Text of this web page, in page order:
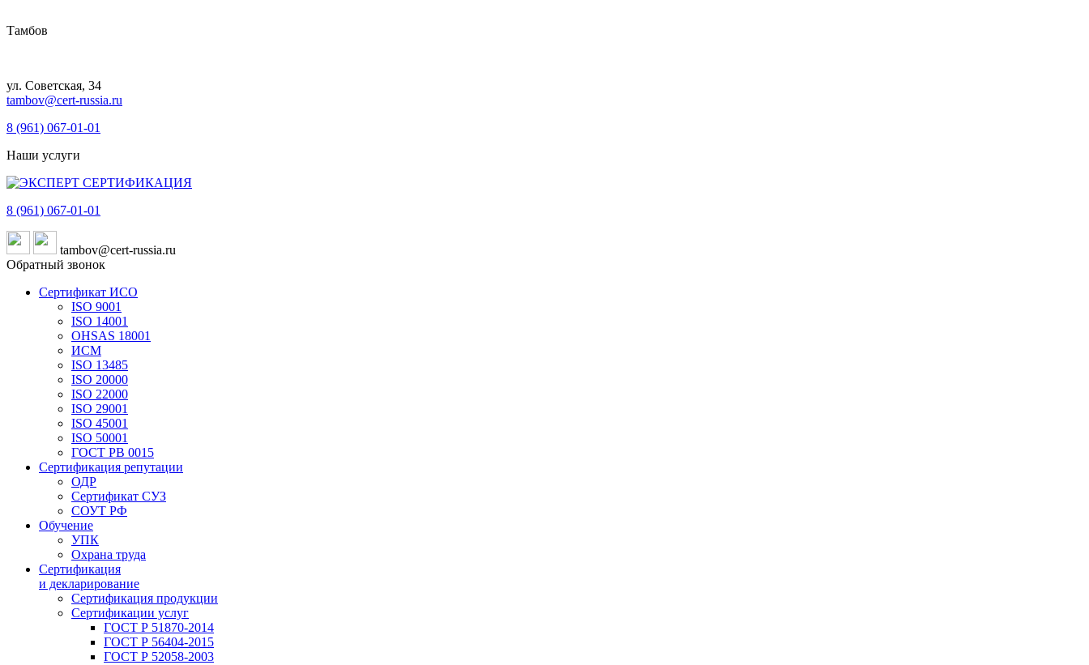
Тамбов
ул. Советская, 34
tambov@cert-russia.ru
8 (961) 067-01-01
Наши услуги
8 (961) 067-01-01
tambov@cert-russia.ru
Обратный звонок
Сертификат ИСО
ISO 9001
ISO 14001
OHSAS 18001
ИСМ
ISO 13485
ISO 20000
ISO 22000
ISO 29001
ISO 45001
ISO 50001
ГОСТ РВ 0015
Сертификация репутации
ОДР
Сертификат СУЗ
СОУТ РФ
Обучение
УПК
Охрана труда
Сертификация
и декларирование
Сертификация продукции
Сертификации услуг
ГОСТ Р 51870-2014
ГОСТ Р 56404-2015
ГОСТ Р 52058-2003